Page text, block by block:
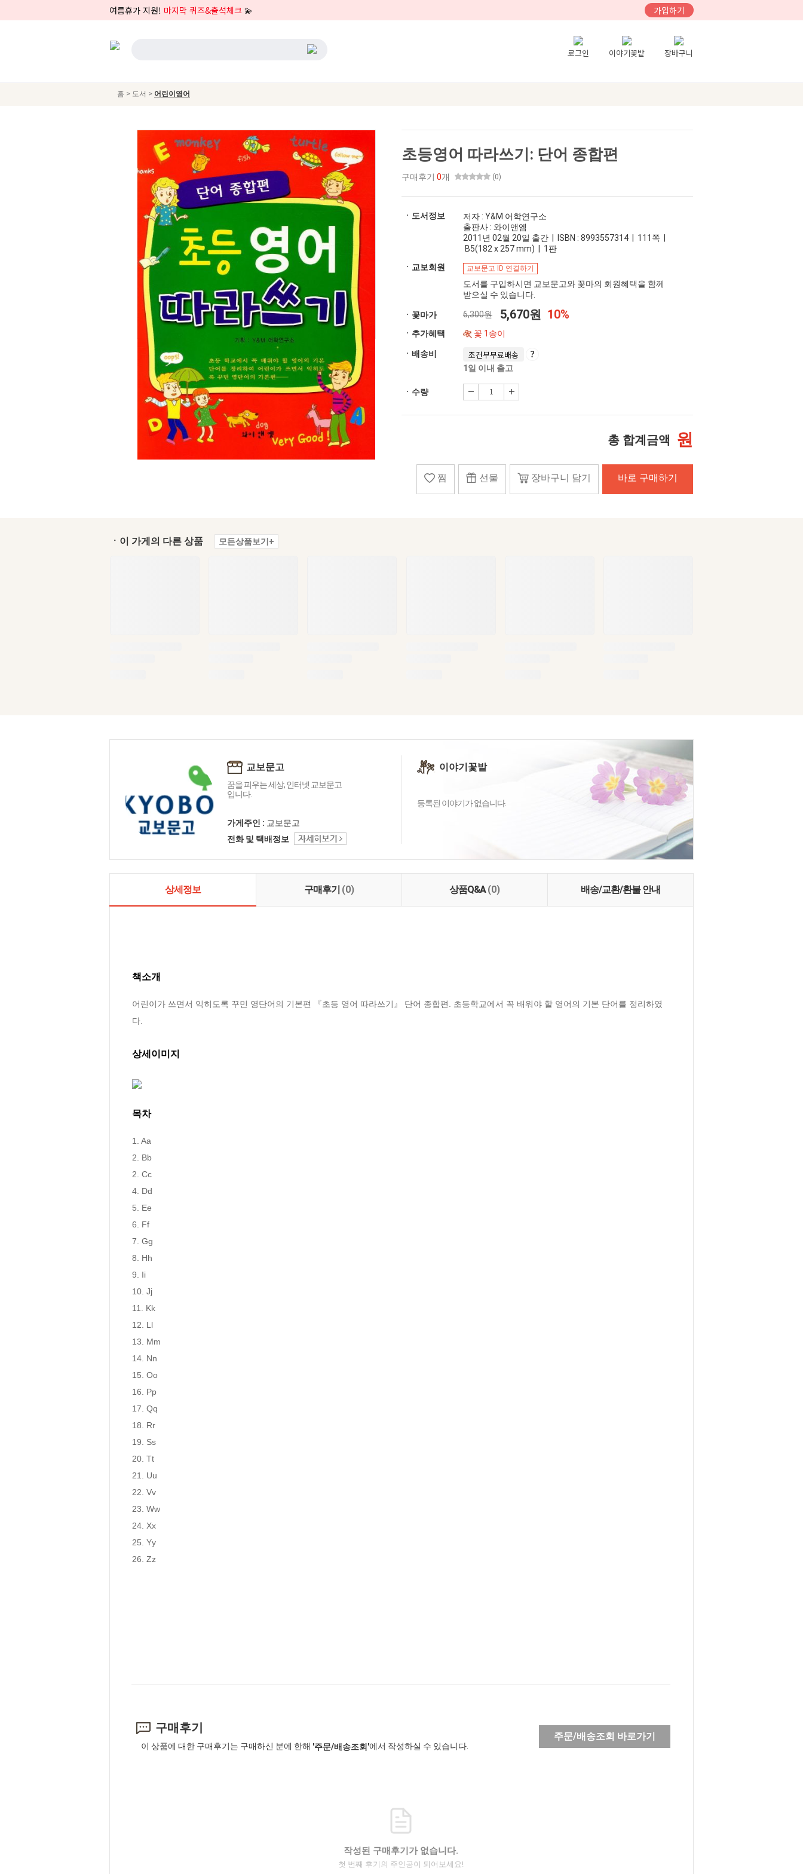
여름휴가 지원! 마지막 퀴즈&출석체크 💫 가입하기
로그인 이야기꽃밭 장바구니
홈 > 도서 > 어린이영어
초등영어 따라쓰기: 단어 종합편
구매후기 0개 (0)
ㆍ도서정보
저자 : Y&M 어학연구소
출판사 : 와이앤엠
2011년 02월 20일 출간 | ISBN : 8993557314 | 111쪽 |
B5(182 x 257 mm) | 1판
ㆍ교보회원
교보문고 ID 연결하기
도서를 구입하시면 교보문고와 꽃마의 회원혜택을 함께
받으실 수 있습니다.
ㆍ꽃마가 6,300원 5,670원 10%
ㆍ추가혜택 꽃 1송이
ㆍ배송비 조건부무료배송
1일 이내 출고
ㆍ수량
총 합계금액 원
찜 선물 장바구니 담기 바로 구매하기
ㆍ이 가게의 다른 상품 모든상품보기+
교보문고
꿈을 피우는 세상, 인터넷 교보문고
입니다.
가게주인 : 교보문고
전화 및 택배정보
이야기꽃밭
등록된 이야기가 없습니다.
상세정보 구매후기 (0) 상품Q&A(0) 배송/교환/환불 안내
책소개
어린이가 쓰면서 익히도록 꾸민 영단어의 기본편 『초등 영어 따라쓰기』 단어 종합편. 초등학교에서 꼭 배워야 할 영어의 기본 단어를 정리하였
다.
상세이미지
목차
1. Aa
2. Bb
2. Cc
4. Dd
5. Ee
6. Ff
7. Gg
8. Hh
9. Ii
10. Jj
11. Kk
12. Ll
13. Mm
14. Nn
15. Oo
16. Pp
17. Qq
18. Rr
19. Ss
20. Tt
21. Uu
22. Vv
23. Ww
24. Xx
25. Yy
26. Zz
구매후기
이 상품에 대한 구매후기는 구매하신 분에 한해 '주문/배송조회'에서 작성하실 수 있습니다.
주문/배송조회 바로가기
작성된 구매후기가 없습니다.
첫 번째 후기의 주인공이 되어보세요!